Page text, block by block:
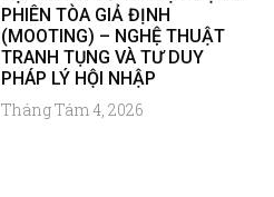
PHIÊN TÒA GIẢ ĐỊNH
(MOOTING) – NGHỆ THUẬT
TRANH TỤNG VÀ TƯ DUY
PHÁP LÝ HỘI NHẬP
Tháng Tám 4, 2026